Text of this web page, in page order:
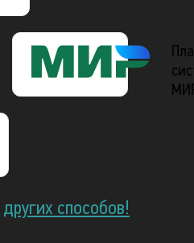
других способов!